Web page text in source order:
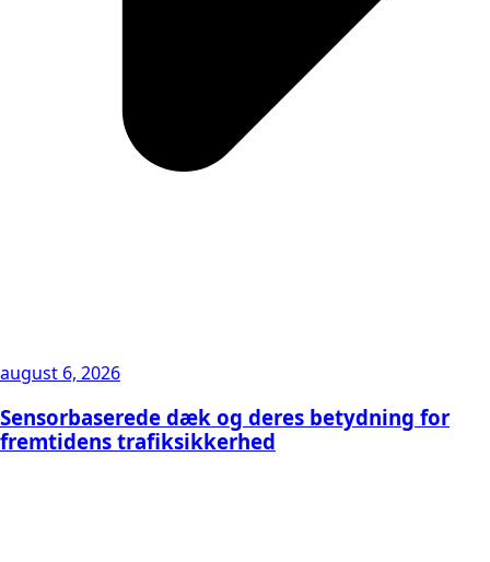
august 6, 2026
Sensorbaserede dæk og deres betydning for
fremtidens trafiksikkerhed